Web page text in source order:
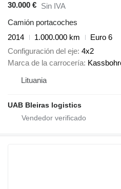
30.000 € Sin IVA
Camión portacoches
2014
1.000.000 km
Euro 6
Configuración del eje 4x2
Marca de la carrocería
Lituania
UAB Bleiras logistics